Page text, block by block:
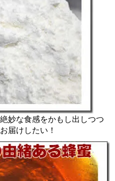
妙な食感をかもし出しつつ
届けしたい！